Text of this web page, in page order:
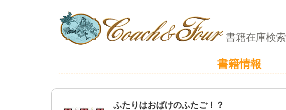
書籍在庫検索
書籍情報
ふたりはおばけのふたご！？